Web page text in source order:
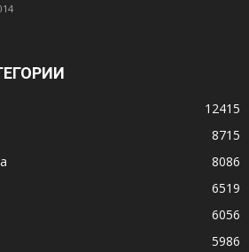
12415
8715
8086
6519
6056
5986